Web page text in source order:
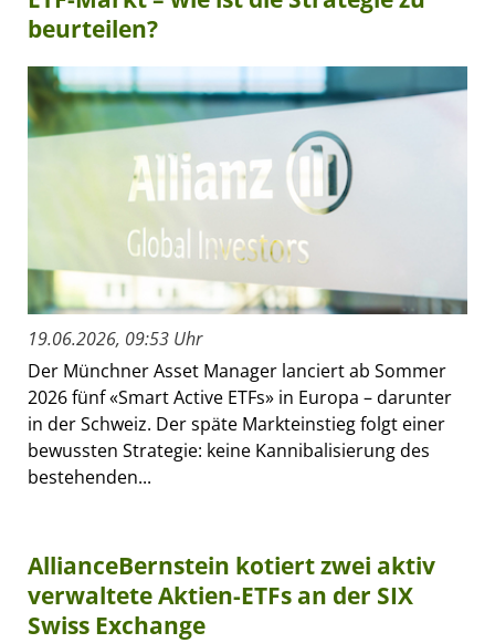
beurteilen?
19.06.2026, 09:53 Uhr
Der Münchner Asset Manager lanciert ab Sommer
2026 fünf «Smart Active ETFs» in Europa – darunter
in der Schweiz. Der späte Markteinstieg folgt einer
bewussten Strategie: keine Kannibalisierung des
bestehenden...
AllianceBernstein kotiert zwei aktiv
verwaltete Aktien-ETFs an der SIX
Swiss Exchange